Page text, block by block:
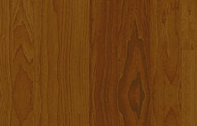
11.000.- Euro konnten durch
Eduard und seine Familie
so einer großen Anteilnahme
Eddy es zurück ins Leben schafft!"
Vielen Dank für eure